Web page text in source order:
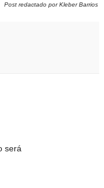
Post redactado por Kleber Barrios
será